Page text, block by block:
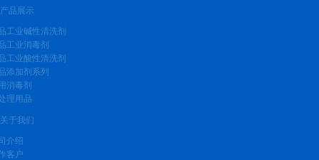
产品展示
工业碱性清洗剂
工业消毒剂
工业酸性清洗剂
添加剂系列
消毒剂
理用品
关于我们
介绍
客户